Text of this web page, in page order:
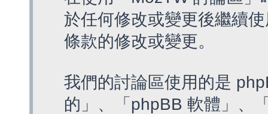
於任何修改或變更後繼續
條款的修改或變更。
我們的討論區使用的是
的」、「phpBB 軟體」、